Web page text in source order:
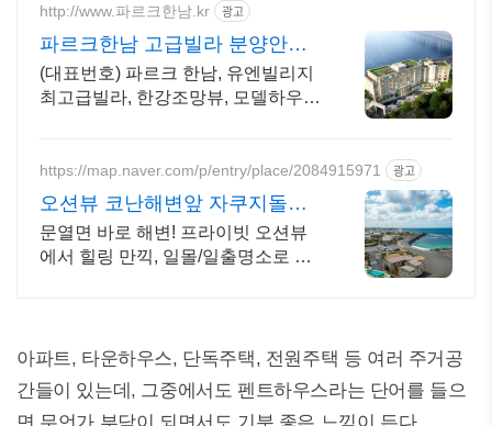
http://www.파르크한남.kr 광고
파르크한남 고급빌라 분양안내
VIP갤러리 사전 방문예약
(대표번호) 파르크 한남, 유엔빌리지
최고급빌라, 한강조망뷰, 모델하우스
https://map.naver.com/p/entry/place/2084915971 광고
오션뷰 코난해변앞 자쿠지돌집
2인~10인 대가족/단체예약
문열면 바로 해변! 프라이빗 오션뷰
에서 힐링 만끽, 일몰/일출명소로 인
아파트, 타운하우스, 단독주택, 전원주택 등 여러 주거공
간들이 있는데, 그중에서도 펜트하우스라는 단어를 들으